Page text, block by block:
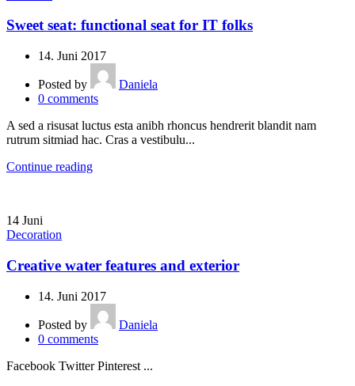
Sweet seat: functional seat for IT folks
14. Juni 2017
Posted by
Daniela
0 comments
A sed a risusat luctus esta anibh rhoncus hendrerit blandit nam
rutrum sitmiad hac. Cras a vestibulu...
Continue reading
14 Juni
Decoration
Creative water features and exterior
14. Juni 2017
Posted by
Daniela
0 comments
Facebook Twitter Pinterest ...